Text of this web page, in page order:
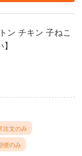
ン チキン 子ねこ
注文のみ
便のみ